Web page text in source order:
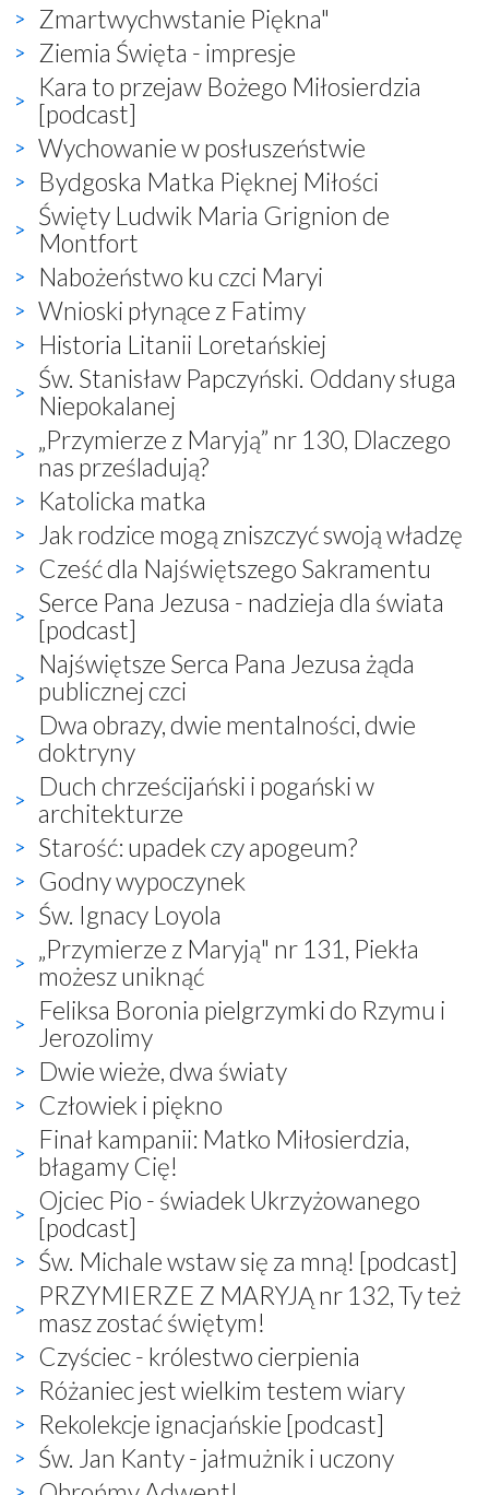
Zmartwychwstanie Piękna"
Ziemia Święta - impresje
Kara to przejaw Bożego Miłosierdzia
[podcast]
Wychowanie w posłuszeństwie
Bydgoska Matka Pięknej Miłości
Święty Ludwik Maria Grignion de
Montfort
Nabożeństwo ku czci Maryi
Wnioski płynące z Fatimy
Historia Litanii Loretańskiej
Św. Stanisław Papczyński. Oddany sługa
Niepokalanej
„Przymierze z Maryją” nr 130, Dlaczego
nas prześladują?
Katolicka matka
Jak rodzice mogą zniszczyć swoją władzę
Cześć dla Najświętszego Sakramentu
Serce Pana Jezusa - nadzieja dla świata
[podcast]
Najświętsze Serca Pana Jezusa żąda
publicznej czci
Dwa obrazy, dwie mentalności, dwie
doktryny
Duch chrześcijański i pogański w
architekturze
Starość: upadek czy apogeum?
Godny wypoczynek
Św. Ignacy Loyola
„Przymierze z Maryją" nr 131, Piekła
możesz uniknąć
Feliksa Boronia pielgrzymki do Rzymu i
Jerozolimy
Dwie wieże, dwa światy
Człowiek i piękno
Finał kampanii: Matko Miłosierdzia,
błagamy Cię!
Ojciec Pio - świadek Ukrzyżowanego
[podcast]
Św. Michale wstaw się za mną! [podcast]
PRZYMIERZE Z MARYJĄ nr 132, Ty też
masz zostać świętym!
Czyściec - królestwo cierpienia
Różaniec jest wielkim testem wiary
Rekolekcje ignacjańskie [podcast]
Św. Jan Kanty - jałmużnik i uczony